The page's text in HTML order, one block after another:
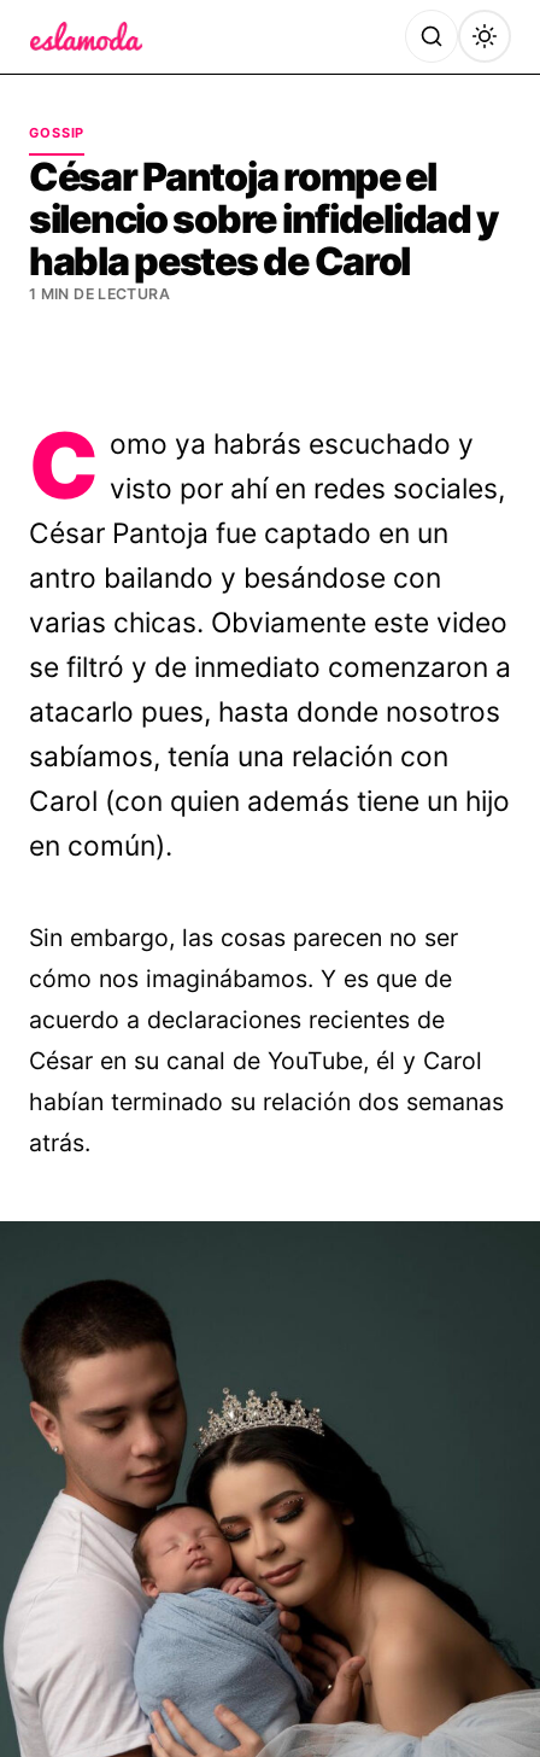
GOSSIP
César Pantoja rompe el
silencio sobre infidelidad y
habla pestes de Carol
1 MIN DE LECTURA
C omo ya habrás escuchado y
visto por ahí en redes sociales,
César Pantoja fue captado en un
antro bailando y besándose con
varias chicas. Obviamente este video
se filtró y de inmediato comenzaron a
atacarlo pues, hasta donde nosotros
sabíamos, tenía una relación con
Carol (con quien además tiene un hijo
en común).
Sin embargo, las cosas parecen no ser
cómo nos imaginábamos. Y es que de
acuerdo a declaraciones recientes de
César en su canal de YouTube, él y Carol
habían terminado su relación dos semanas
atrás.